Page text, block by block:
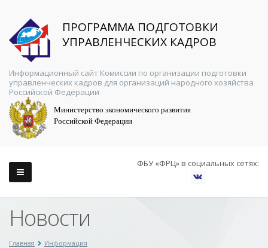
ПРОГРАММА ПОДГОТОВКИ
УПРАВЛЕНЧЕСКИХ КАДРОВ
Информационный сайт Комиссии по организации подготовки
управленческих кадров для организаций народного хозяйства
Российской Федерации
Министерство экономического развития
Российской Федерации
ФБУ «ФРЦ» в социальных сетях:
Новости
Главная
Информация